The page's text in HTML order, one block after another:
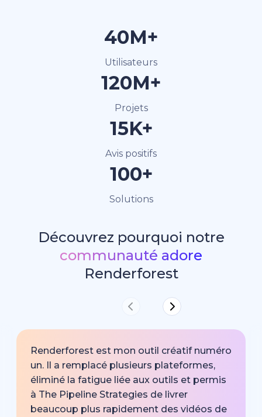
40M+
Utilisateurs
120M+
Projets
15K+
Avis positifs
100+
Solutions
Découvrez pourquoi notre
communauté adore
Renderforest
Renderforest est mon outil créatif numéro
un. Il a remplacé plusieurs plateformes,
éliminé la fatigue liée aux outils et permis
à The Pipeline Strategies de livrer
beaucoup plus rapidement des vidéos de